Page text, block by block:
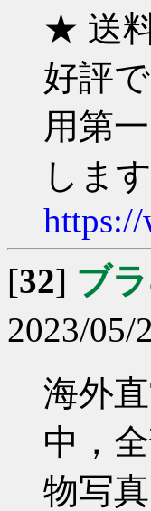
★ 送
好評
用第
しま
[32] ブ
2023/
海外
中，
物写